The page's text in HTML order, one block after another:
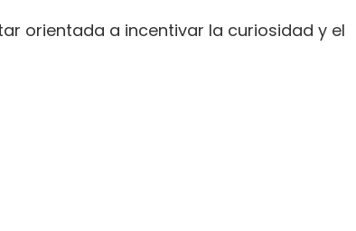
orientada a incentivar la curiosidad y el